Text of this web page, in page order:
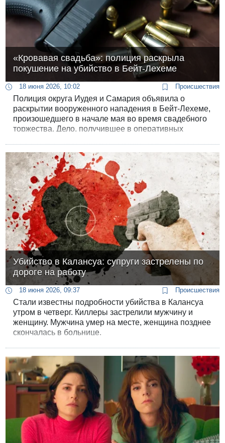
«Кровавая свадьба»: полиция раскрыла
покушение на убийство в Бейт-Лехеме
18 июня 2026, 10:02 Происшествия
Полиция округа Иудея и Самария объявила о
раскрытии вооруженного нападения в Бейт-Лехеме,
произошедшего в начале мая во время свадебного
торжества. Дело, получившее в оперативных
будет подано обвинительное заключение.
Убийство в Калансуа: супруги застрелены по
дороге на работу
18 июня 2026, 09:37 Происшествия
Стали известны подробности убийства в Калансуа
утром в четверг. Киллеры застрелили мужчину и
женщину. Мужчина умер на месте, женщина позднее
скончалась в больнице.